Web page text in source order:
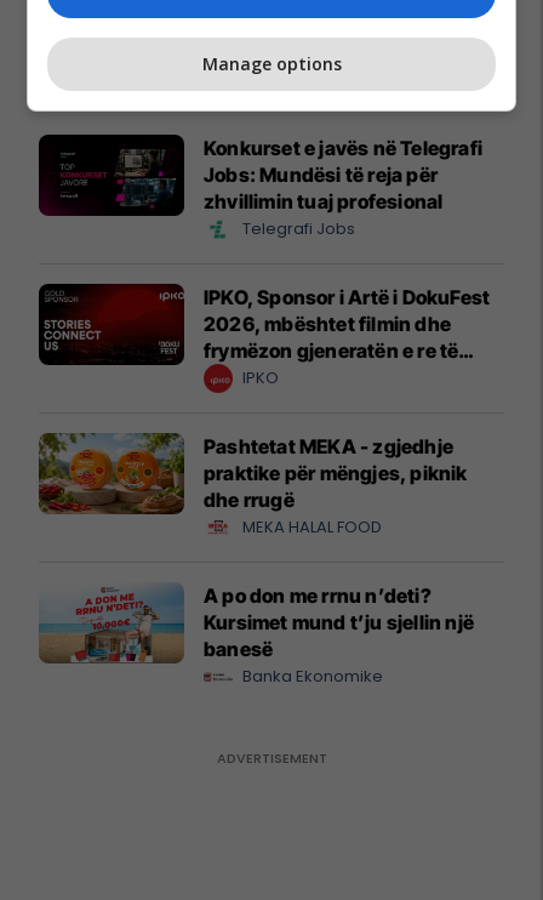
Reklamo këtu
Konkurset e javës në Telegrafi
Jobs: Mundësi të reja për
zhvillimin tuaj profesional
Telegrafi Jobs
IPKO, Sponsor i Artë i DokuFest
2026, mbështet filmin dhe
frymëzon gjeneratën e re të
krijuesve
IPKO
Pashtetat MEKA - zgjedhje
praktike për mëngjes, piknik
dhe rrugë
MEKA HALAL FOOD
A po don me rrnu n’deti?
Kursimet mund t’ju sjellin një
banesë
Banka Ekonomike
Manage options